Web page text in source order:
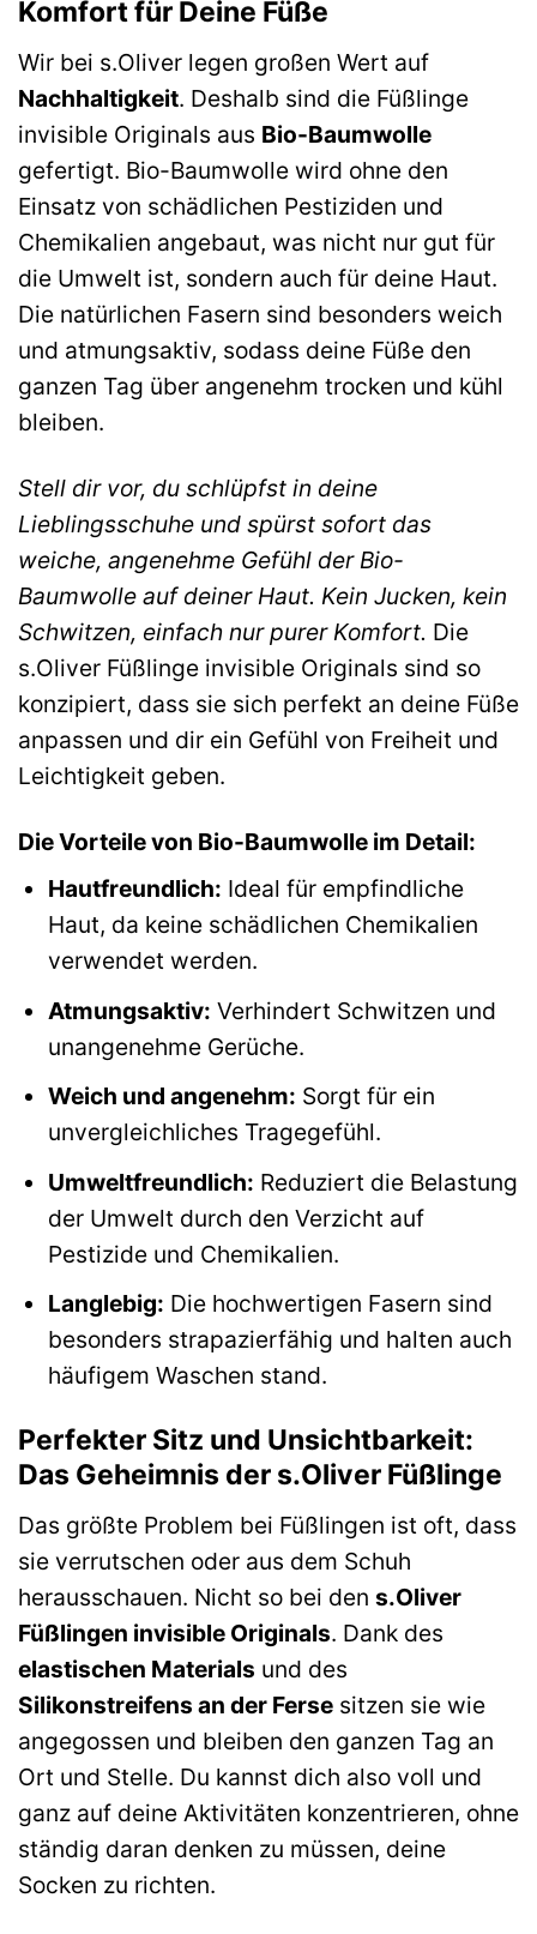
Komfort für Deine Füße
Wir bei s.Oliver legen großen Wert auf
Nachhaltigkeit. Deshalb sind die Füßlinge
invisible Originals aus Bio-Baumwolle
gefertigt. Bio-Baumwolle wird ohne den
Einsatz von schädlichen Pestiziden und
Chemikalien angebaut, was nicht nur gut für
die Umwelt ist, sondern auch für deine Haut.
Die natürlichen Fasern sind besonders weich
und atmungsaktiv, sodass deine Füße den
ganzen Tag über angenehm trocken und kühl
bleiben.
Stell dir vor, du schlüpfst in deine
Lieblingsschuhe und spürst sofort das
weiche, angenehme Gefühl der Bio-
Baumwolle auf deiner Haut. Kein Jucken, kein
Schwitzen, einfach nur purer Komfort. Die
s.Oliver Füßlinge invisible Originals sind so
konzipiert, dass sie sich perfekt an deine Füße
anpassen und dir ein Gefühl von Freiheit und
Leichtigkeit geben.
Die Vorteile von Bio-Baumwolle im Detail:
Hautfreundlich: Ideal für empfindliche
Haut, da keine schädlichen Chemikalien
verwendet werden.
Atmungsaktiv: Verhindert Schwitzen und
unangenehme Gerüche.
Weich und angenehm: Sorgt für ein
unvergleichliches Tragegefühl.
Umweltfreundlich: Reduziert die Belastung
der Umwelt durch den Verzicht auf
Pestizide und Chemikalien.
Langlebig: Die hochwertigen Fasern sind
besonders strapazierfähig und halten auch
häufigem Waschen stand.
Perfekter Sitz und Unsichtbarkeit:
Das Geheimnis der s.Oliver Füßlinge
Das größte Problem bei Füßlingen ist oft, dass
sie verrutschen oder aus dem Schuh
herausschauen. Nicht so bei den s.Oliver
Füßlingen invisible Originals. Dank des
elastischen Materials und des
Silikonstreifens an der Ferse sitzen sie wie
angegossen und bleiben den ganzen Tag an
Ort und Stelle. Du kannst dich also voll und
ganz auf deine Aktivitäten konzentrieren, ohne
ständig daran denken zu müssen, deine
Socken zu richten.